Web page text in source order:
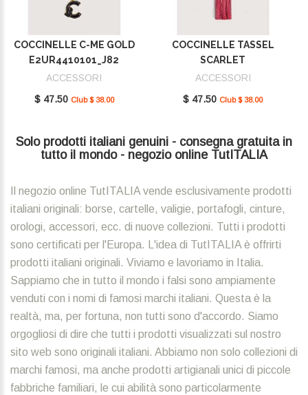
COCCINELLE C-ME GOLD
E2UR4410101_J82
ACCESSORI
$ 47.50 Club $ 38.00
COCCINELLE TASSEL
SCARLET
E2MU0410101_R02
ACCESSORI
$ 47.50 Club $ 38.00
Solo prodotti italiani genuini - consegna gratuita in
tutto il mondo - negozio online TutITALIA
Il negozio online TutITALIA vende esclusivamente prodotti
italiani originali: borse, cartelle, valigie, portafogli, cinture,
orologi, accessori, ecc. di nuove collezioni. Tutti i prodotti
sono certificati per l'Europa. L'idea di TutITALIA è offrirti
prodotti italiani originali. Viviamo e lavoriamo in Italia.
Sappiamo che in tutto il mondo i falsi sono ampiamente
venduti con i nomi di famosi marchi italiani. Questa è la
realtà, ma, per fortuna, non tutti sono d'accordo. Siamo
orgogliosi di dire che tutti i prodotti visualizzati sul nostro
sito web sono originali italiani. Abbiamo non solo collezioni di
marchi famosi, ma anche prodotti artigianali unici di piccole
fabbriche familiari, le cui abilità sono particolarmente